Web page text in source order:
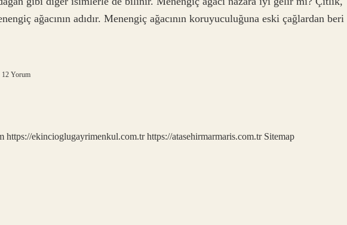
ağacının adıdır. Menengiç ağacının koruyuculuğuna eski çağlardan beri
12 Yorum
https://ekincioglugayrimenkul.com.tr https://atasehirmarmaris.com.tr Sitemap